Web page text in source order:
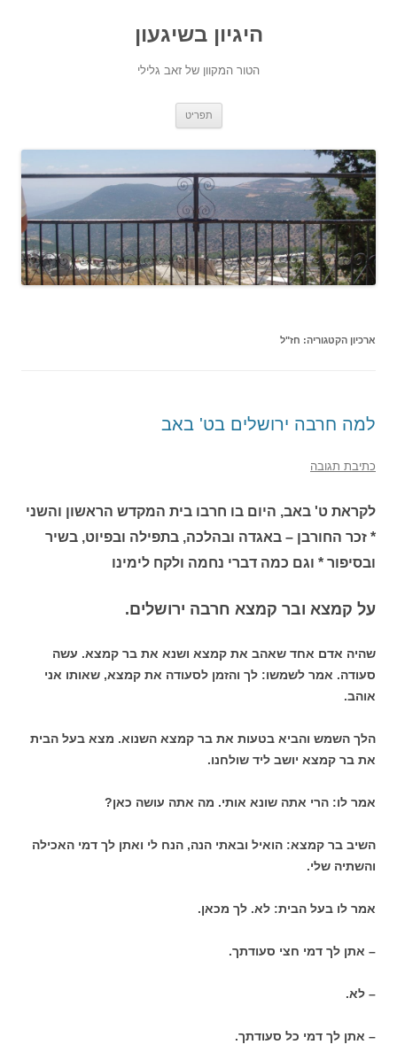
היגיון בשיגעון
הטור המקוון של זאב גלילי
תפריט
ארכיון הקטגוריה: חז"ל
למה חרבה ירושלים בט' באב
כתיבת תגובה
לקראת ט' באב, היום בו חרבו בית המקדש הראשון והשני
* זכר החורבן – באגדה ובהלכה, בתפילה ובפיוט, בשיר
ובסיפור * וגם כמה דברי נחמה ולקח לימינו
על קמצא ובר קמצא חרבה ירושלים.
שהיה אדם אחד שאהב את קמצא ושנא את בר קמצא. עשה
סעודה. אמר לשמשו: לך והזמן לסעודה את קמצא, שאותו אני
אוהב.
הלך השמש והביא בטעות את בר קמצא השנוא. מצא בעל הבית
את בר קמצא יושב ליד שולחנו.
אמר לו: הרי אתה שונא אותי. מה אתה עושה כאן?
השיב בר קמצא: הואיל ובאתי הנה, הנח לי ואתן לך דמי האכילה
והשתיה שלי.
אמר לו בעל הבית: לא. לך מכאן.
– אתן לך דמי חצי סעודתך.
– לא.
– אתן לך דמי כל סעודתך.